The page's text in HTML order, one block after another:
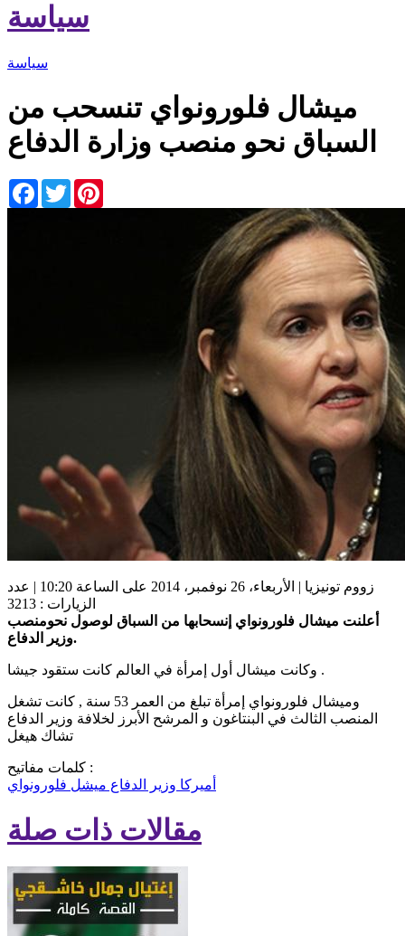
سياسة
سياسة
ميشال فلورونواي تنسحب من
السباق نحو منصب وزارة الدفاع
Facebook
Twitter
زووم تونيزيا | الأربعاء، 26 نوفمبر، 2014 على الساعة 10:20 | عدد
الزيارات : 3213
أعلنت ميشال فلورونواي إنسحابها من السباق لوصول نحومنصب
وزير الدفاع.
وكانت ميشال أول إمرأة في العالم كانت ستقود جيشا .
وميشال فلورونواي إمرأة تبلغ من العمر 53 سنة , كانت تشغل
المنصب الثالث في البنتاغون و المرشح الأبرز لخلافة وزير الدفاع
كلمات مفاتيح :
أميركا وزير الدفاع ميشل فلورونواي
مقالات ذات صلة